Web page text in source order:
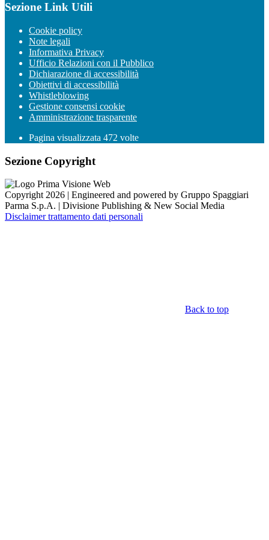
Sezione Link Utili
Cookie policy
Note legali
Informativa Privacy
Ufficio Relazioni con il Pubblico
Dichiarazione di accessibilità
Obiettivi di accessibilità
Whistleblowing
Gestione consensi cookie
Amministrazione trasparente
Pagina visualizzata 472 volte
Sezione Copyright
Copyright 2026 | Engineered and powered by Gruppo Spaggiari
Parma S.p.A. | Divisione Publishing & New Social Media
Disclaimer trattamento dati personali
Back to top